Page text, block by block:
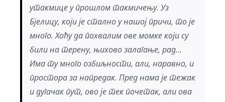
утакмице у прошлом такмичењу. Уз
Бјелицу, који је стално у нашој причи, то је
много. Хоћу да похвалим ове момке који су
били на терену, њихово залагање, рад…
Има ту много озбиљности, али, наравно, и
простора за напредак. Пред нама је тежак
и дугачак пут, ово је тек почетак, али ова